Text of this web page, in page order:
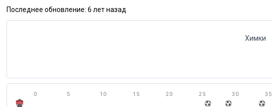
Последнее обновление: 6 лет назад
Химки
0 5 10 15 20 25 30 35